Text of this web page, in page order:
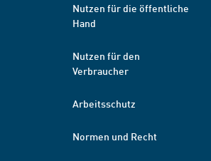
Nutzen für die öffentliche
Hand
Nutzen für den
Verbraucher
Arbeitsschutz
Normen und Recht